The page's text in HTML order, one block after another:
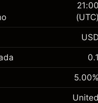
de la
-
-
21:00
(UTC)
0.1
5.00%
United